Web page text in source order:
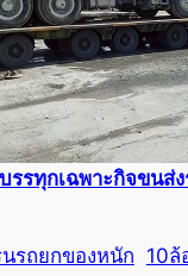
รรทุกเฉพาะกิจขนส่ง
รถยกของหนัก 10ล้